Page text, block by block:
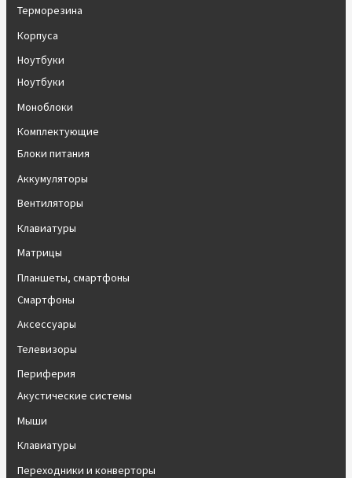
Терморезина
Корпуса
Ноутбуки
Ноутбуки
Моноблоки
Комплектующие
Блоки питания
Аккумуляторы
Вентиляторы
Клавиатуры
Матрицы
Планшеты, смартфоны
Смартфоны
Аксессуары
Телевизоры
Периферия
Акустические системы
Мыши
Клавиатуры
Переходники и конверторы